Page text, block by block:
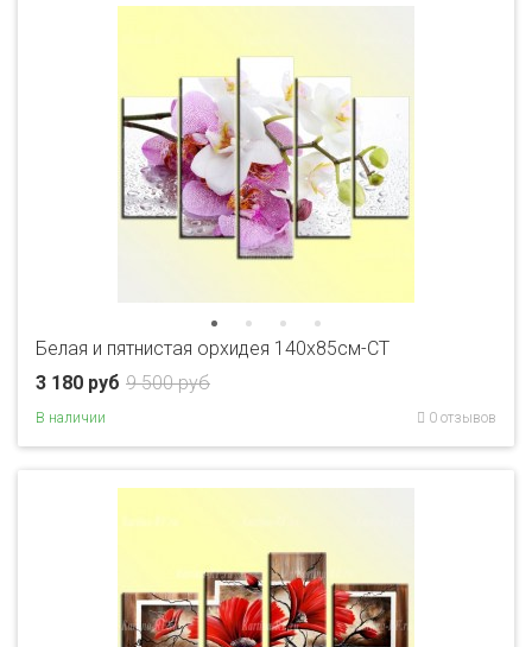
Белая и пятнистая орхидея 140х85см-CT
9 500 руб
3 180 руб
В наличии 0 отзывов